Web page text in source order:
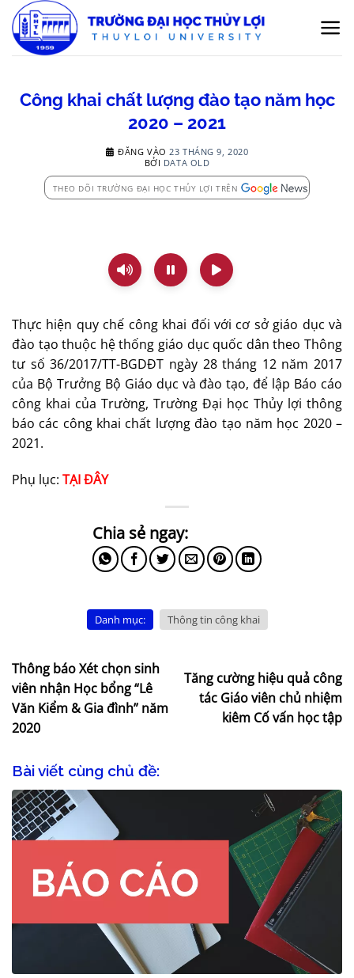
qua
nội
Công khai chất lượng đào tạo năm học
2020 – 2021
ĐĂNG VÀO 23 THÁNG 9, 2020
BỞI DATA OLD
THEO DÕI TRƯỜNG ĐẠI HỌC THỦY LỢI TRÊN
Thực hiện quy chế công khai đối với cơ sở giáo dục và
đào tạo thuộc hệ thống giáo dục quốc dân theo Thông
tư số 36/2017/TT-BGDĐT ngày 28 tháng 12 năm 2017
của Bộ Trưởng Bộ Giáo dục và đào tạo, để lập Báo cáo
công khai của Trường, Trường Đại học Thủy lợi thông
báo các công khai chất lượng đào tạo năm học 2020 –
2021.
Phụ lục: TẠI ĐÂY
Danh mục: Thông tin công khai
Thông báo Xét chọn sinh
viên nhận Học bổng “Lê
Văn Kiểm & Gia đình” năm
2020
Tăng cường hiệu quả công
tác Giáo viên chủ nhiệm
kiêm Cố vấn học tập
Bài viết cùng chủ đề: